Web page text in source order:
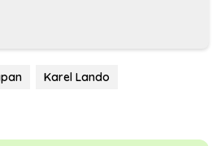
Karel Lando